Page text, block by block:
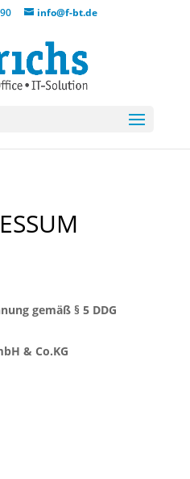
info@f-bt.de
gemäß § 5 DDG
& Co.KG